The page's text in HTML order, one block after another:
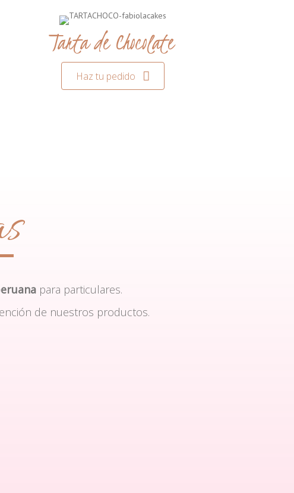
Tarta de Chocolate
Haz tu pedido
para particulares.
de nuestros productos.